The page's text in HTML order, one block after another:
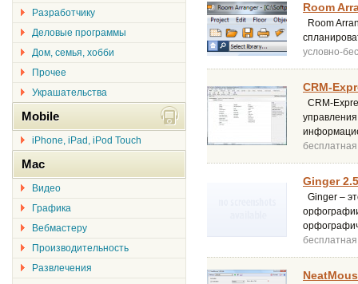
Room
Room
условно-
CRM-
CRM-
бесплатная
Ginger
Ginger –
бесплатная
Разработчику
Деловые программы
Дом, семья, хобби
Прочее
Украшательства
Mobile
iPhone, iPad, iPod Touch
Mac
Видео
Графика
Вебмастеру
Производительность
Развлечения